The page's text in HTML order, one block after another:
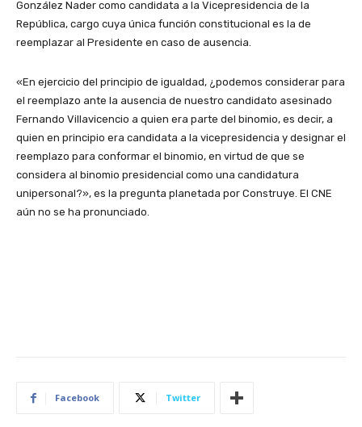
González Nader como candidata a la Vicepresidencia de la
República, cargo cuya única función constitucional es la de
reemplazar al Presidente en caso de ausencia.
«En ejercicio del principio de igualdad, ¿podemos considerar para
el reemplazo ante la ausencia de nuestro candidato asesinado
Fernando Villavicencio a quien era parte del binomio, es decir, a
quien en principio era candidata a la vicepresidencia y designar el
reemplazo para conformar el binomio, en virtud de que se
considera al binomio presidencial como una candidatura
unipersonal?», es la pregunta planetada por Construye. El CNE
aún no se ha pronunciado.
Facebook Twitter